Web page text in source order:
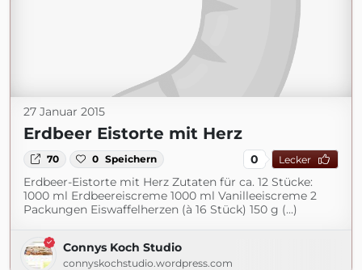
27 Januar 2015
Erdbeer Eistorte mit Herz
70 0 Speichern 0 Lecker
Erdbeer-Eistorte mit Herz Zutaten für ca. 12 Stücke:
1000 ml Erdbeereiscreme 1000 ml Vanilleeiscreme 2
Packungen Eiswaffelherzen (à 16 Stück) 150 g (...)
Connys Koch Studio
connyskochstudio.wordpress.com